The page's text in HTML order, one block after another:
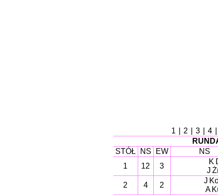
1 2 3 4
STÓŁ
NS EW
NS
1
12 3
K
J
2
4 2
J
A